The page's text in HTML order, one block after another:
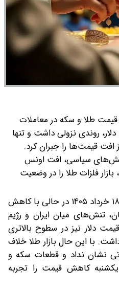
قیمت طلا و سکه در معاملات
روندی نزولی داشت و تنها
افت قیمت‌ها را جبران کرد.
سیاسی، افت اونس
فلزات طلا را در وضعیت
قیمت طلا و سکه روز دوشنبه ۱۸ خرداد ۱۴۰۵ در حالی با کاهش
تنش‌های میان ایران و رژیم
دلار نیز در سطوح بالاتری
با این حال بازار طلا خلاف
نشان نداد و قطعات سکه و
کاهش قیمت را تجربه